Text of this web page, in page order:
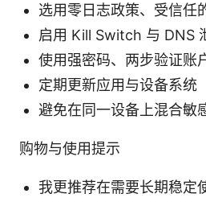
选用零日志政策、受信任
启用 Kill Switch 与 DNS
使用强密码、两步验证账
定期更新应用与设备系统
避免在同一设备上混合敏
购物与使用提示
我更推荐在需要长期稳定